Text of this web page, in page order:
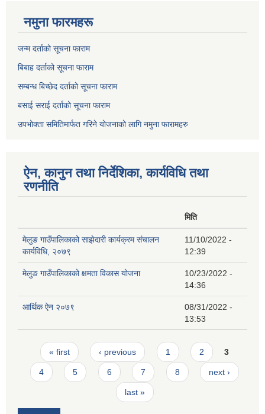
नमुना फारमहरू
जन्म दर्ताको सूचना फाराम
बिबाह दर्ताको सूचना फाराम
सम्बन्ध बिच्छेद दर्ताको सूचना फाराम
बसाई सराई दर्ताको सूचना फाराम
उपभोक्ता समितिमार्फत गरिने योजनाको लागि नमुना फारामहरु
ऐन, कानुन तथा निर्देशिका, कार्यविधि तथा
रणनीति
मिति
मेलुङ गाउँपालिकाको साझेदारी कार्यक्रम संचालन
कार्यविधि, २०७९
11/10/2022 -
12:39
मेलुङ गाउँपालिकाको क्षमता विकास योजना
10/23/2022 -
14:36
आर्थिक ऐन २०७९
08/31/2022 -
13:53
Pages
« first ‹ previous 1 2 3
4 5 6 7 8 next ›
last »